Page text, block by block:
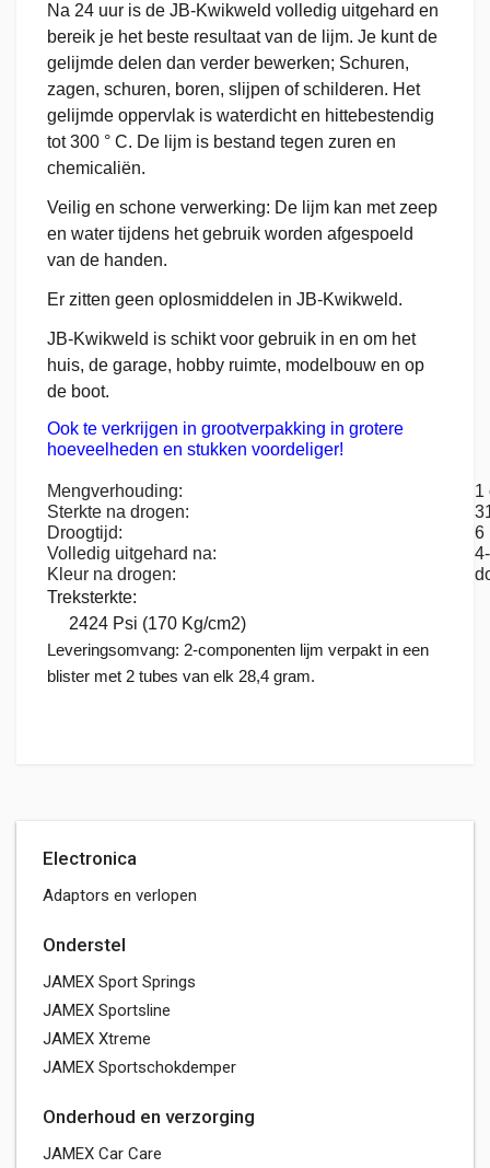
Electronica
Adaptors en verlopen
Onderstel
JAMEX Sport Springs
JAMEX Sportsline
JAMEX Xtreme
JAMEX Sportschokdemper
Onderhoud en verzorging
JAMEX Car Care
Na 24 uur is de JB-Kwikweld volledig uitgehard en
bereik je het beste resultaat van de lijm. Je kunt de
gelijmde delen dan verder bewerken; Schuren,
zagen, schuren, boren, slijpen of schilderen. Het
gelijmde oppervlak is waterdicht en hittebestendig
tot 300 ° C. De lijm is bestand tegen zuren en
chemicaliën.
Veilig en schone verwerking: De lijm kan met zeep
en water tijdens het gebruik worden afgespoeld
van de handen.
Er zitten geen oplosmiddelen in JB-Kwikweld.
JB-Kwikweld is schikt voor gebruik in en om het
huis, de garage, hobby ruimte, modelbouw en op
de boot.
Ook te verkrijgen in grootverpakking in grotere
hoeveelheden en stukken voordeliger!
Mengverhouding:
1
Sterkte na drogen:
Droogtijd:
6
Volledig uitgehard na:
Kleur na drogen:
Treksterkte:
2424 Psi (170 Kg/cm2)
Leveringsomvang: 2-componenten lijm verpakt in een
blister met 2 tubes van elk 28,4 gram.